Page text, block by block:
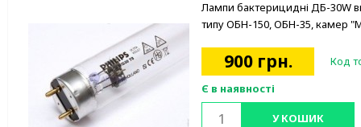
Лампи бактерицидні ДБ-30W
типу ОБН-150, ОБН-35, камер
900 грн.
Код
Є в наявності
У КОШИК